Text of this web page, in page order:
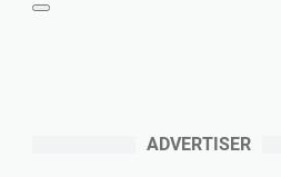
ADVERTISER